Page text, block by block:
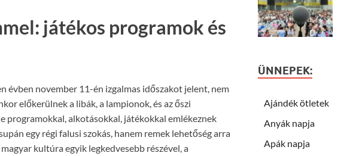
játékos programok és
november 11-én izgalmas időszakot jelent, nem
előkerülnek a libák, a lampionok, és az őszi
programokkal, alkotásokkal, játékokkal emlékeznek
egy régi falusi szokás, hanem remek lehetőség arra
kultúra egyik legkedvesebb részével, a
ÜNNEPEK:
Ajándék ötletek
Anyák napja
Apák napja